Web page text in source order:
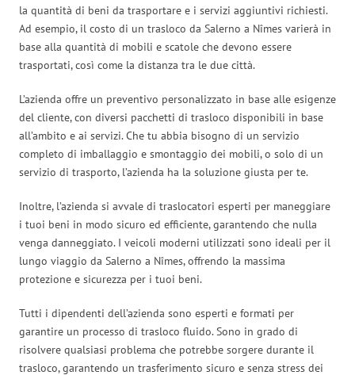
la quantità di beni da trasportare e i servizi aggiuntivi richiesti.
Ad esempio, il costo di un trasloco da Salerno a Nîmes varierà in
base alla quantità di mobili e scatole che devono essere
trasportati, così come la distanza tra le due città.
L’azienda offre un preventivo personalizzato in base alle esigenze
del cliente, con diversi pacchetti di trasloco disponibili in base
all’ambito e ai servizi. Che tu abbia bisogno di un servizio
completo di imballaggio e smontaggio dei mobili, o solo di un
servizio di trasporto, l’azienda ha la soluzione giusta per te.
Inoltre, l’azienda si avvale di traslocatori esperti per maneggiare
i tuoi beni in modo sicuro ed efficiente, garantendo che nulla
venga danneggiato. I veicoli moderni utilizzati sono ideali per il
lungo viaggio da Salerno a Nîmes, offrendo la massima
protezione e sicurezza per i tuoi beni.
Tutti i dipendenti dell’azienda sono esperti e formati per
garantire un processo di trasloco fluido. Sono in grado di
risolvere qualsiasi problema che potrebbe sorgere durante il
trasloco, garantendo un trasferimento sicuro e senza stress dei